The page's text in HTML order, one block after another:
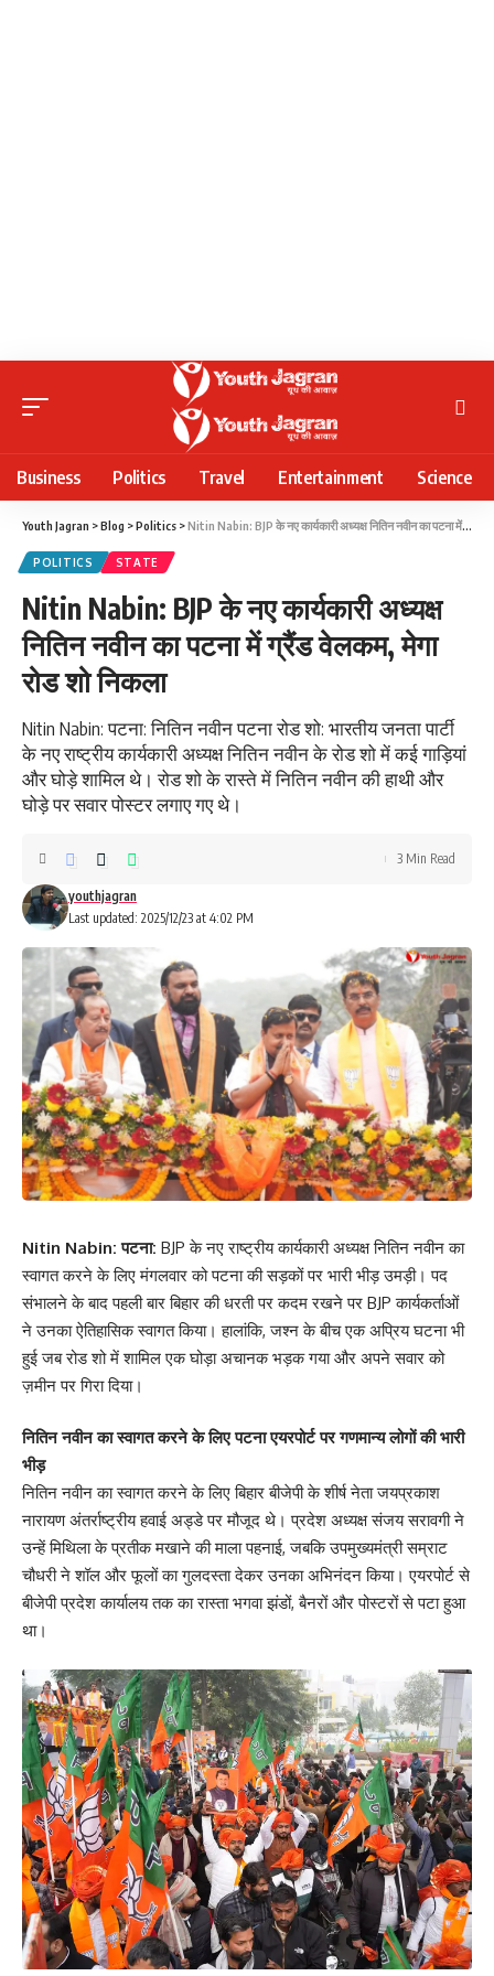
Business Politics Travel Entertainment Science
Youth Jagran >Blog >Politics >Nitin Nabin: BJP के नए कार्यकारी अध्यक्ष नितिन नवीन का पटना में ग्रैंड वेलकम, मेगा रोड शो निकला
POLITICS STATE
Nitin Nabin: BJP के नए कार्यकारी अध्यक्ष
नितिन नवीन का पटना में ग्रैंड वेलकम, मेगा
रोड शो निकला
Nitin Nabin: पटना: नितिन नवीन पटना रोड शो: भारतीय जनता पार्टी
के नए राष्ट्रीय कार्यकारी अध्यक्ष नितिन नवीन के रोड शो में कई गाड़ियां
और घोड़े शामिल थे। रोड शो के रास्ते में नितिन नवीन की हाथी और
घोड़े पर सवार पोस्टर लगाए गए थे।
Last updated: 2025/12/23 at 4:02 PM
youthjagran
3 Min Read
Nitin Nabin: पटना: BJP के नए राष्ट्रीय कार्यकारी अध्यक्ष नितिन नवीन का
स्वागत करने के लिए मंगलवार को पटना की सड़कों पर भारी भीड़ उमड़ी। पद
संभालने के बाद पहली बार बिहार की धरती पर कदम रखने पर BJP कार्यकर्ताओं
ने उनका ऐतिहासिक स्वागत किया। हालांकि, जश्न के बीच एक अप्रिय घटना भी
हुई जब रोड शो में शामिल एक घोड़ा अचानक भड़क गया और अपने सवार को
ज़मीन पर गिरा दिया।
नितिन नवीन का स्वागत करने के लिए पटना एयरपोर्ट पर गणमान्य लोगों की भारी
भीड़
नितिन नवीन का स्वागत करने के लिए बिहार बीजेपी के शीर्ष नेता जयप्रकाश
नारायण अंतर्राष्ट्रीय हवाई अड्डे पर मौजूद थे। प्रदेश अध्यक्ष संजय सरावगी ने
उन्हें मिथिला के प्रतीक मखाने की माला पहनाई, जबकि उपमुख्यमंत्री सम्राट
चौधरी ने शॉल और फूलों का गुलदस्ता देकर उनका अभिनंदन किया। एयरपोर्ट से
बीजेपी प्रदेश कार्यालय तक का रास्ता भगवा झंडों, बैनरों और पोस्टरों से पटा हुआ
था।